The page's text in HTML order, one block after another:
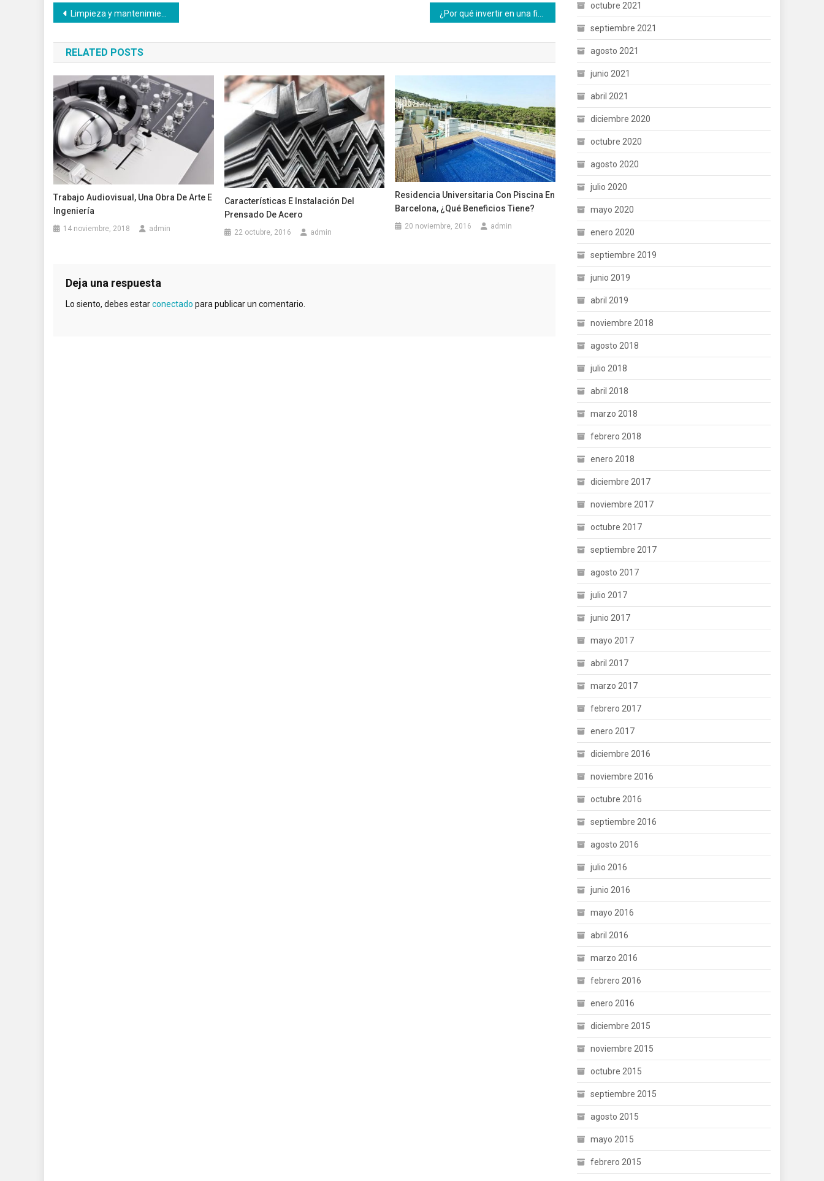
Navegación
de
entradas
Limpieza y mantenimiento en los centros de salud
RELATED POSTS
Trabajo Audiovisual, Una Obra De Arte E
Ingeniería
14 noviembre, 2018 admin
Características E Instalación Del
Prensado De Acero
22 octubre, 2016 admin
Residencia Universitaria Con Piscina En
Barcelona, ¿qué Beneficios Tiene?
20 noviembre, 2016 admin
Deja una respuesta
Lo siento, debes estarconectado para publicar un comentario.
octubre 2021
septiembre 2021
agosto 2021
junio 2021
abril 2021
diciembre 2020
octubre 2020
agosto 2020
julio 2020
mayo 2020
enero 2020
septiembre 2019
junio 2019
abril 2019
noviembre 2018
agosto 2018
julio 2018
abril 2018
marzo 2018
febrero 2018
enero 2018
diciembre 2017
noviembre 2017
octubre 2017
septiembre 2017
agosto 2017
julio 2017
junio 2017
mayo 2017
abril 2017
marzo 2017
febrero 2017
enero 2017
diciembre 2016
noviembre 2016
octubre 2016
septiembre 2016
agosto 2016
julio 2016
junio 2016
mayo 2016
abril 2016
marzo 2016
febrero 2016
enero 2016
diciembre 2015
noviembre 2015
octubre 2015
septiembre 2015
agosto 2015
mayo 2015
febrero 2015